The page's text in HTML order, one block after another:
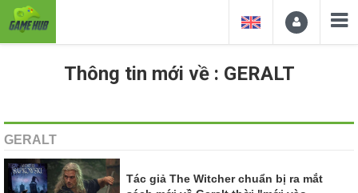
Thông tin mới về : GERALT
GERALT
Tác giả The Witcher chuẩn bị ra mắt